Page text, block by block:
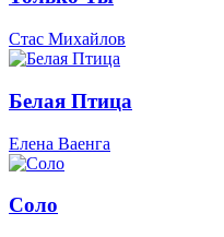
Стас Михайлов
Белая Птица
Елена Ваенга
Соло